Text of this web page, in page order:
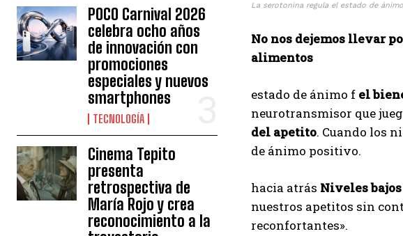
POCO Carnival 2026
celebra ocho años
de innovación con
promociones
especiales y nuevos
smartphones
TECNOLOGÍA
Cinema Tepito
presenta
retrospectiva de
María Rojo y crea
reconocimiento a la
La serotonina regula el estado de
No nos dejemos llevar
alimentos
estado de ánimo f el
neurotransmisor que
del apetito. Cuando los
de ánimo positivo.
hacia atrás Niveles
nuestros apetitos sin
reconfortantes».